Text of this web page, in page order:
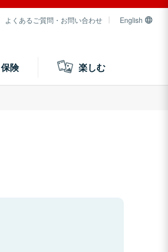
よくあるご質問・お問い合わせ English
険 楽しむ